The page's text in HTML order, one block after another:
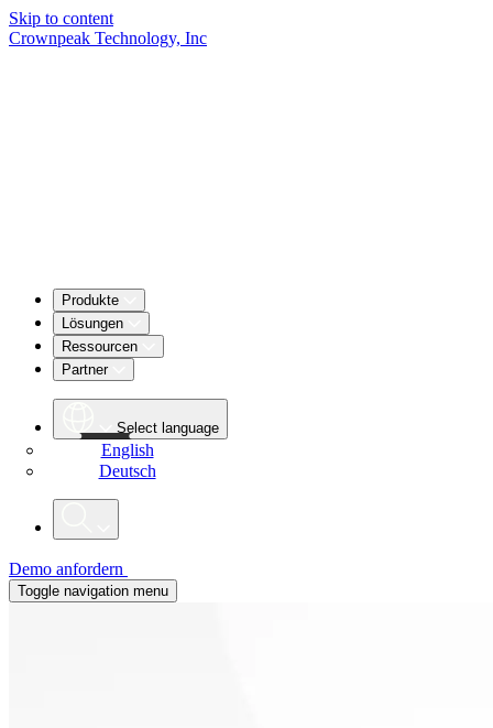
Skip to content
Crownpeak Technology, Inc
Produkte
Lösungen
Ressourcen
Partner
Select language
English
Deutsch
Demo anfordern
Toggle navigation menu